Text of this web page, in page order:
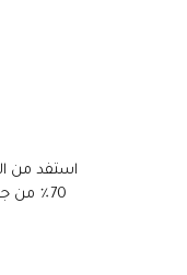
استفد من
70٪ من